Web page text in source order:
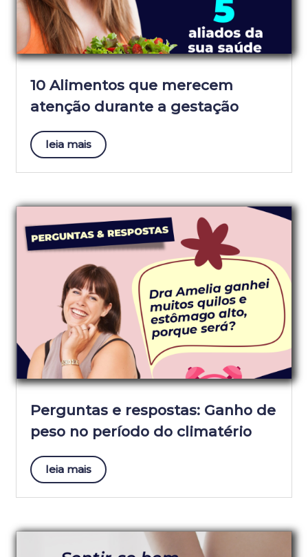
10 Alimentos que merecem
atenção durante a gestação
leia mais
Perguntas e respostas: Ganho de
peso no período do climatério
leia mais